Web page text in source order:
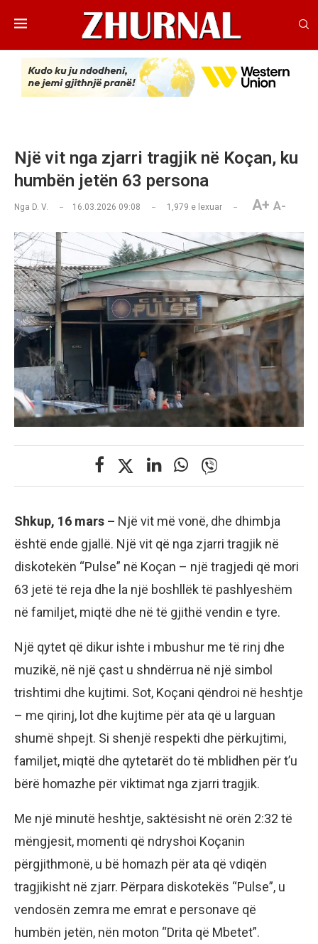
Një vit nga zjarri tragjik në Koçan, ku
humbën jetën 63 persona
Nga D. V. 16.03.2026 09:08 1,979 e lexuar A+ A-
Shkup, 16 mars – Një vit më vonë, dhe dhimbja
është ende gjallë. Një vit që nga zjarri tragjik në
diskotekën “Pulse” në Koçan – një tragjedi që mori
63 jetë të reja dhe la një boshllëk të pashlyeshëm
në familjet, miqtë dhe në të gjithë vendin e tyre.
Një qytet që dikur ishte i mbushur me të rinj dhe
muzikë, në një çast u shndërrua në një simbol
trishtimi dhe kujtimi. Sot, Koçani qëndroi në heshtje
– me qirinj, lot dhe kujtime për ata që u larguan
shumë shpejt. Si shenjë respekti dhe përkujtimi,
familjet, miqtë dhe qytetarët do të mblidhen për t’u
bërë homazhe për viktimat nga zjarri tragjik.
Me një minutë heshtje, saktësisht në orën 2:32 të
mëngjesit, momenti që ndryshoi Koçanin
përgjithmonë, u bë homazh për ata që vdiqën
tragjikisht në zjarr. Përpara diskotekës “Pulse”, u
vendosën zemra me emrat e personave që
humbën jetën, nën moton “Drita që Mbetet”.